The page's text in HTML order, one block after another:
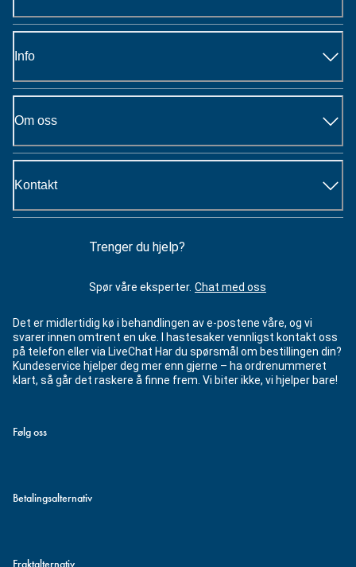
Info
Om oss
Kontakt
Trenger du hjelp?
Spør våre eksperter. Chat med oss
Det er midlertidig kø i behandlingen av e-postene våre, og vi
svarer innen omtrent en uke. I hastesaker vennligst kontakt oss
på telefon eller via LiveChat Har du spørsmål om bestillingen din?
Kundeservice hjelper deg mer enn gjerne – ha ordrenummeret
klart, så går det raskere å finne frem. Vi biter ikke, vi hjelper bare!
Følg oss
Betalingsalternativ
Fraktalternativ